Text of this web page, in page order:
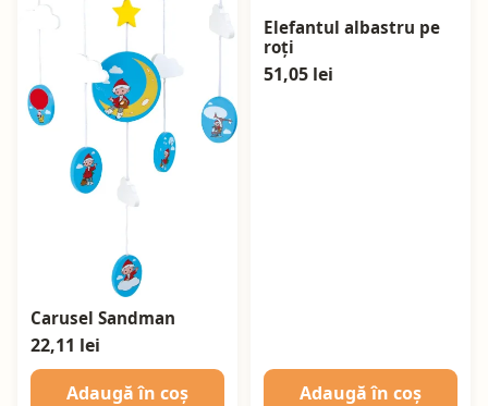
Carusel Sandman
22,11 lei
Adaugă în coș
Elefantul albastru pe
roți
51,05 lei
Adaugă în coș